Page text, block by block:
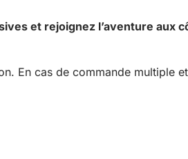
et rejoignez l’aventure aux
En cas de commande multiple